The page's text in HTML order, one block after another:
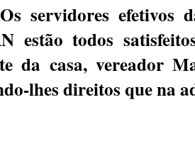
servidores efetivos
estão todos
da casa, vereador
lhes direitos que na